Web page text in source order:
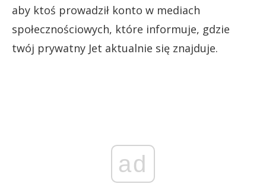
aby ktoś prowadził konto w mediach
społecznościowych, które informuje, gdzie
twój prywatny Jet aktualnie się znajduje.
ad